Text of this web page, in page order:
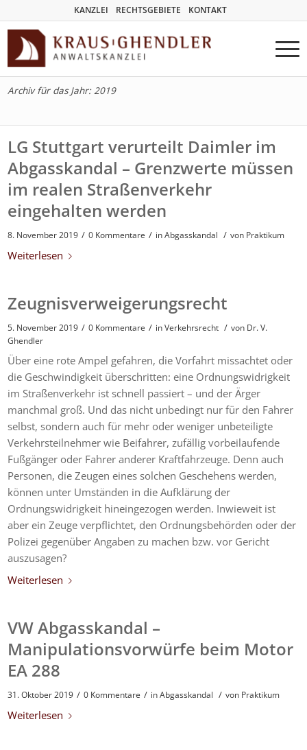
KANZLEI RECHTSGEBIETE KONTAKT
Archiv für das Jahr: 2019
LG Stuttgart verurteilt Daimler im
Abgasskandal – Grenzwerte müssen
im realen Straßenverkehr
eingehalten werden
8. November 2019 / 0 Kommentare / inAbgasskandal / von Praktikum
Weiterlesen
Zeugnisverweigerungsrecht
5. November 2019 / 0 Kommentare / inVerkehrsrecht / von Dr. V.
Ghendler
Über eine rote Ampel gefahren, die Vorfahrt missachtet oder
die Geschwindigkeit überschritten: eine Ordnungswidrigkeit
im Straßenverkehr ist schnell passiert – und der Ärger
manchmal groß. Und das nicht unbedingt nur für den Fahrer
selbst, sondern auch für mehr oder weniger unbeteiligte
Verkehrsteilnehmer wie Beifahrer, zufällig vorbeilaufende
Fußgänger oder Fahrer anderer Kraftfahrzeuge. Denn auch
Personen, die Zeugen eines solchen Geschehens werden,
können unter Umständen in die Aufklärung der
Ordnungswidrigkeit hineingezogen werden. Inwieweit ist
aber ein Zeuge verpflichtet, den Ordnungsbehörden oder der
Polizei gegenüber Angaben zu machen bzw. vor Gericht
auszusagen?
Weiterlesen
VW Abgasskandal –
Manipulationsvorwürfe beim Motor
EA 288
31. Oktober 2019 / 0 Kommentare / inAbgasskandal / von Praktikum
Weiterlesen